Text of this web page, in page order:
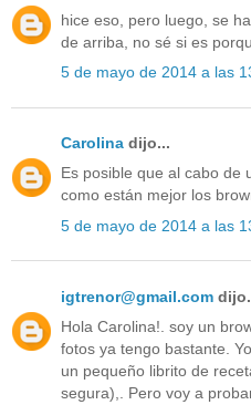
hice eso, pero luego, se
de arriba, no sé si es
5 de mayo de 2014 a las
Carolina dijo...
Es posible que al cabo de
como están mejor los
5 de mayo de 2014 a las
igtrenor@gmail.com
Hola Carolina!. soy un
fotos ya tengo bastante.
un pequeño librito de
segura),. Pero voy a